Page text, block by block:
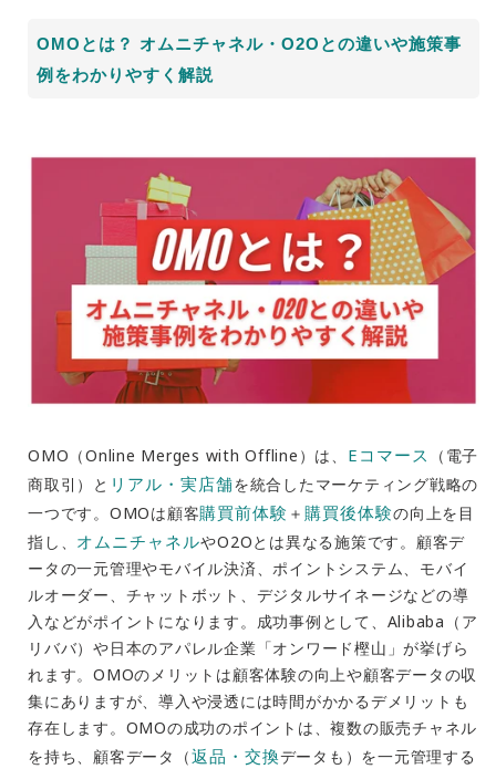
OMOとは？ オムニチャネル・O2Oとの違いや施策事
例をわかりやすく解説
OMO（Online Merges with Offline）は、 Eコマース
（電子
商取引）と リアル・実店舗を統合したマーケティング戦略の
一つです。OMOは顧客購買前体験 ＋ 購買後体験の向上を目
指し、 オムニチャネルやO2Oとは異なる施策です。顧客デ
ータの一元管理やモバイル決済、ポイントシステム、モバイ
ルオーダー、チャットボット、デジタルサイネージなどの導
入などがポイントになります。成功事例として、Alibaba（ア
リババ）や日本のアパレル企業「オンワード樫山」が挙げら
れます。OMOのメリットは顧客体験の向上や顧客データの収
集にありますが、導入や浸透には時間がかかるデメリットも
存在します。OMOの成功のポイントは、複数の販売チャネル
を持ち、顧客データ（返品・交換データも）を一元管理する